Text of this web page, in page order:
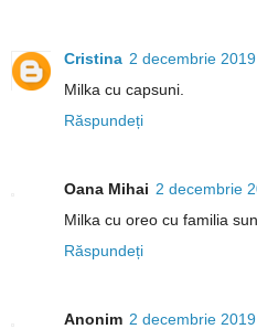
Cristina 2 decembrie
Milka cu capsuni.
Răspundeți
Oana Mihai 2 decembrie
Milka cu oreo cu familia
Răspundeți
Anonim 2 decembrie